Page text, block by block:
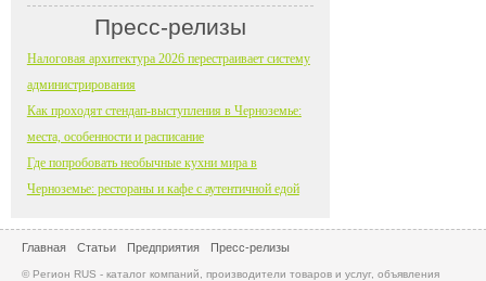
Пресс-релизы
Налоговая архитектура 2026 перестраивает систему
администрирования
Как проходят стендап-выступления в Черноземье:
места, особенности и расписание
Где попробовать необычные кухни мира в
Черноземье: рестораны и кафе с аутентичной едой
Главная Статьи Предприятия Пресс-релизы
© Регион RUS - каталог компаний, производители товаров и услуг, объявления